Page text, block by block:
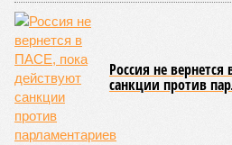
Россия не
санкции против